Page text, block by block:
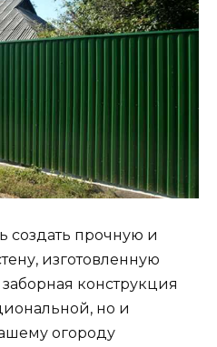
создать прочную и
изготовленную
конструкция
но и
огороду